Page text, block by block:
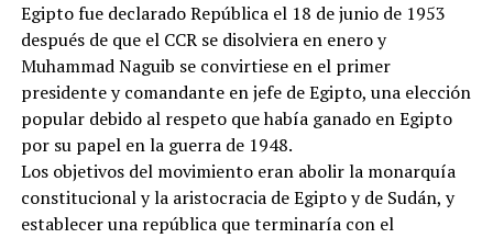
Egipto fue declarado República el 18 de junio de 1953
después de que el CCR se disolviera en enero y
Muhammad Naguib se convirtiese en el primer
presidente y comandante en jefe de Egipto, una elección
popular debido al respeto que había ganado en Egipto
por su papel en la guerra de 1948.
Los objetivos del movimiento eran abolir la monarquía
constitucional y la aristocracia de Egipto y de Sudán, y
establecer una república que terminaría con el